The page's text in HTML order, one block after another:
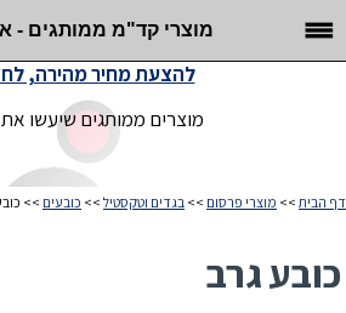
מוצרי קד"מ ממותגים -
מוצרים ממותגים שיעשו
להצעת מחיר מהירה,
דף הבית >> מוצרי פרסום >> בגדים וטקסטיל >> כובעים >>
כובע גרב